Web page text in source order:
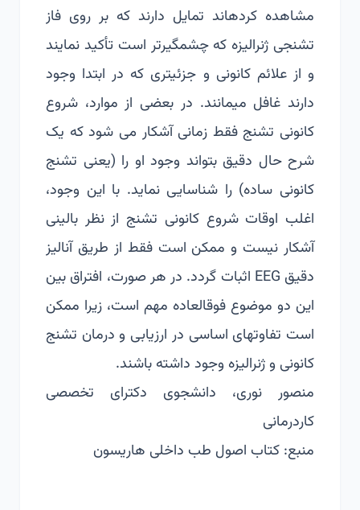
مشاهده کرده­اند تمایل دارند که بر روی فاز
تشنجی ژنرالیزه که چشمگیرتر است تأکید نمایند
و از علائم کانونی و جزئی­تری که در ابتدا وجود
دارند غافل می­مانند. در بعضی از موارد، شروع
کانونی تشنج فقط زمانی آشکار می شود که یک
شرح حال دقیق بتواند وجود او را (یعنی تشنج
کانونی ساده) را شناسایی نماید. با این وجود،
اغلب اوقات شروع کانونی تشنج از نظر بالینی
آشکار نیست و ممکن است فقط از طریق آنالیز
دقیق EEG اثبات گردد. در هر صورت، افتراق بین
این دو موضوع فوق­العاده مهم است، زیرا ممکن
است تفاوت­های اساسی در ارزیابی و درمان تشنج
کانونی و ژنرالیزه وجود داشته باشند.
منصور نوری، دانشجوی دکترای تخصصی
کاردرمانی
منبع: کتاب اصول طب داخلی هاریسون